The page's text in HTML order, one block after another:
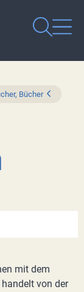
Bücher
mit dem
handelt von der